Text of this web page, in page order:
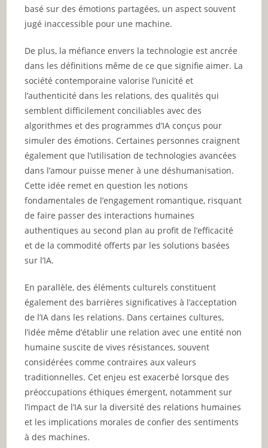
basé sur des émotions partagées, un aspect souvent
jugé inaccessible pour une machine.
De plus, la méfiance envers la technologie est ancrée
dans les définitions même de ce que signifie aimer. La
société contemporaine valorise l’unicité et
l’authenticité dans les relations, des qualités qui
semblent difficilement conciliables avec des
algorithmes et des programmes d’IA conçus pour
simuler des émotions. Certaines personnes craignent
également que l’utilisation de technologies avancées
dans l’amour puisse mener à une déshumanisation.
Cette idée remet en question les notions
fondamentales de l’engagement romantique, risquant
de faire passer des interactions humaines
authentiques au second plan au profit de l’efficacité
et de la commodité offerts par les solutions basées
sur l’IA.
En parallèle, des éléments culturels constituent
également des barrières significatives à l’acceptation
de l’IA dans les relations. Dans certaines cultures,
l’idée même d’établir une relation avec une entité non
humaine suscite de vives résistances, souvent
considérées comme contraires aux valeurs
traditionnelles. Cet enjeu est exacerbé lorsque des
préoccupations éthiques émergent, notamment sur
l’impact de l’IA sur la diversité des relations humaines
et les implications morales de confier des sentiments
à des machines.